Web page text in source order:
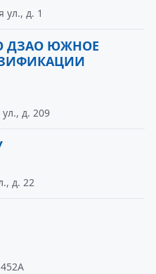
ул., д. 1
ДЗАО ЮЖНОЕ
д. 209
д. 22